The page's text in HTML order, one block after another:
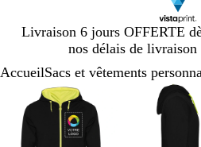
Livraison 6 jours OFFERTE
nos délais de livraison
Diapositive
1
AccueilSacs et vêtements
Image
zoomable
Zoom
au
minimum
Cliquez
pour
développer
Utilisez
les
touches
plus
pour
les
plus
Diapositive